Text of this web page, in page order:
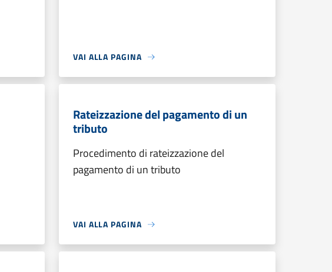
VAI ALLA PAGINA
Rateizzazione del pagamento di un
tributo
Procedimento di rateizzazione del
pagamento di un tributo
VAI ALLA PAGINA